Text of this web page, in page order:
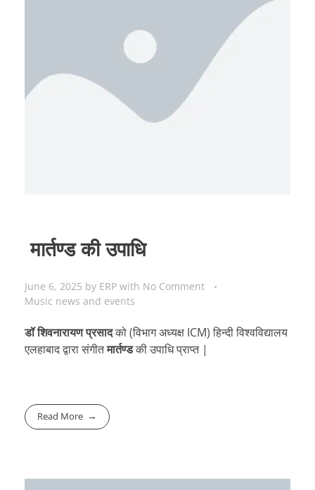
मार्तण्ड की उपाधि
June 6, 2025 by ERP with No Comment
Music news and events
डॉ शिवनारायण प्रसादको (विभाग अध्यक्ष ICM) हिन्दी विश्वविद्यालय
एलहाबाद द्वारा संगीतमार्तण्डकी उपाधि प्राप्त |
Read More